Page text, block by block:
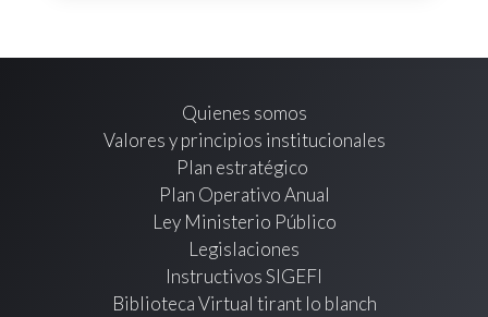
Quienes somos
Valores y principios institucionales
Plan estratégico
Plan Operativo Anual
Ley Ministerio Público
Legislaciones
Instructivos SIGEFI
Biblioteca Virtual tirant lo blanch